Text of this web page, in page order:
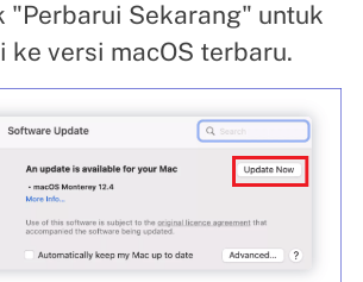
"Perbarui Sekarang" untuk
ke versi macOS terbaru.